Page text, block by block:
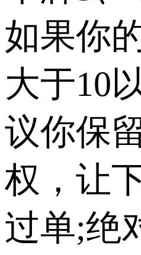
如果你
大于10
议你保
权，让
过单;绝